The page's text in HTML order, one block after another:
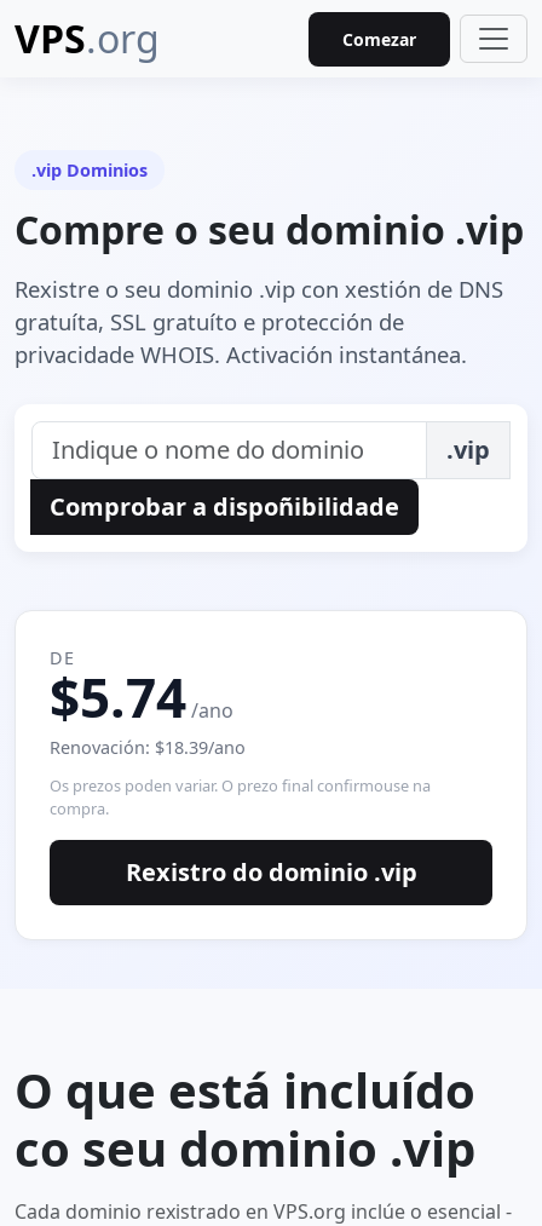
VPS.org Comezar
.vip Dominios
Compre o seu dominio .vip
Rexistre o seu dominio .vip con xestión de DNS
gratuíta, SSL gratuíto e protección de
privacidade WHOIS. Activación instantánea.
.vip
Comprobar a dispoñibilidade
DE
$5.74/ano
Renovación: $18.39/ano
Os prezos poden variar. O prezo final confirmouse na
compra.
Rexistro do dominio .vip
O que está incluído
co seu dominio .vip
Cada dominio rexistrado en VPS.org inclúe o esencial -